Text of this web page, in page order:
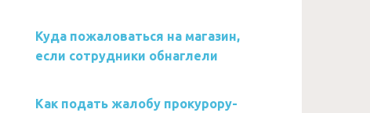
Куда пожаловаться на магазин,
если сотрудники обнаглели
Как подать жалобу прокурору-